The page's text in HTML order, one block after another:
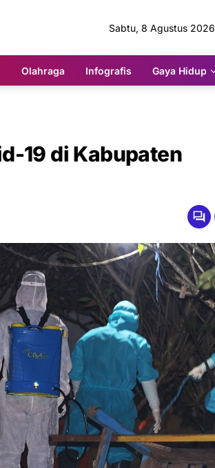
Sabtu, 8 Agustus 2026
Olahraga Infografis Gaya Hidup
19 di Kabupaten